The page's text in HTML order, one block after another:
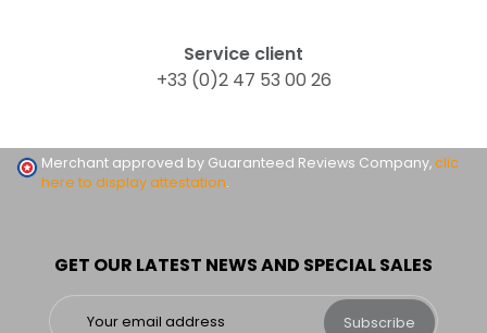
Service client
+33 (0)2 47 53 00 26
GET OUR LATEST NEWS AND SPECIAL SALES
Subscribe
Merchant approved by Guaranteed Reviews Company,clic
here to display attestation.